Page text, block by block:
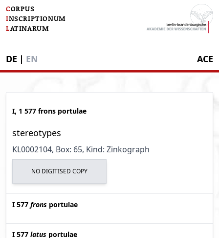
CORPUS
INSCRIPTIONUM
LATINARUM
DE | EN ACE
I, 1 577 frons portulae
stereotypes
KL0002104, Box: 65, Kind: Zinkograph
NO DIGITISED COPY
I 577 frons portulae
I 577 latus portulae